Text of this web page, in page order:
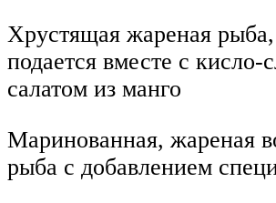
Хрустящая жареная рыба,
подается вместе с кисло-
салатом из манго
Маринованная, жареная
рыба с добавлением